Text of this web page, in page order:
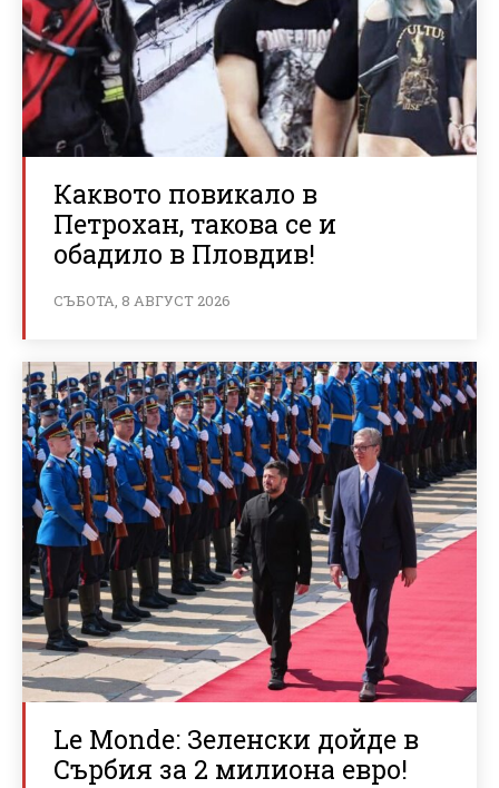
Каквото повикало в
Петрохан, такова се и
обадило в Пловдив!
СЪБОТА, 8 АВГУСТ 2026
Le Monde: Зеленски дойде в
Сърбия за 2 милиона евро!